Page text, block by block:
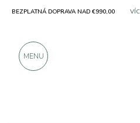
BEZPLATNÁ DOPRAVA NAD €990,00
MENU